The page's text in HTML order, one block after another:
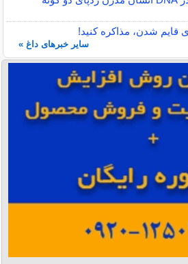
قایم شدن، مذاکره کنید!
سایر خبرهای داغ »